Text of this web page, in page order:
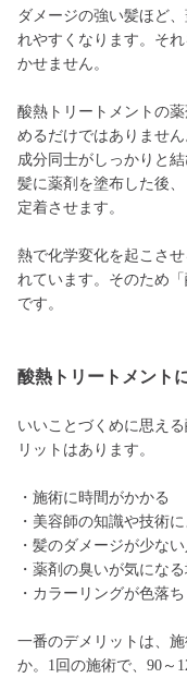
ダメージの強い髪ほど
れやすくなります。そ
かせません。
酸熱トリートメントの
めるだけではありませ
成分同士がしっかりと
髪に薬剤を塗布した後
定着させます。
熱で化学変化を起こさ
れています。そのため
です。
酸熱トリートメント
いいことづくめに思え
リットはあります。
・施術に時間がかかる
・美容師の知識や技術
・髪のダメージが少な
・薬剤の臭いが気にな
・カラーリングが色落
一番のデメリットは、
か。1回の施術で、90～